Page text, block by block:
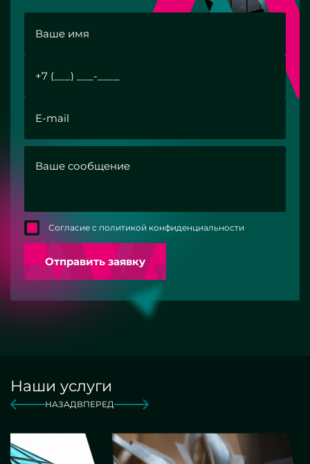
Согласие с политикой конфиденциальности
Отправить заявку
Наши услуги
НАЗАДВПЕРЕД